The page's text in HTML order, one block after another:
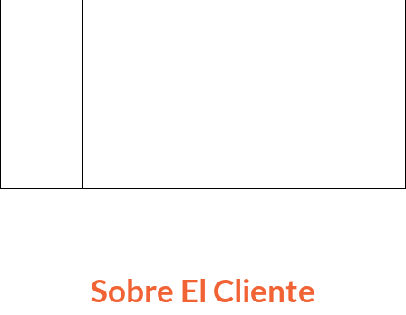
Sobre El Cliente